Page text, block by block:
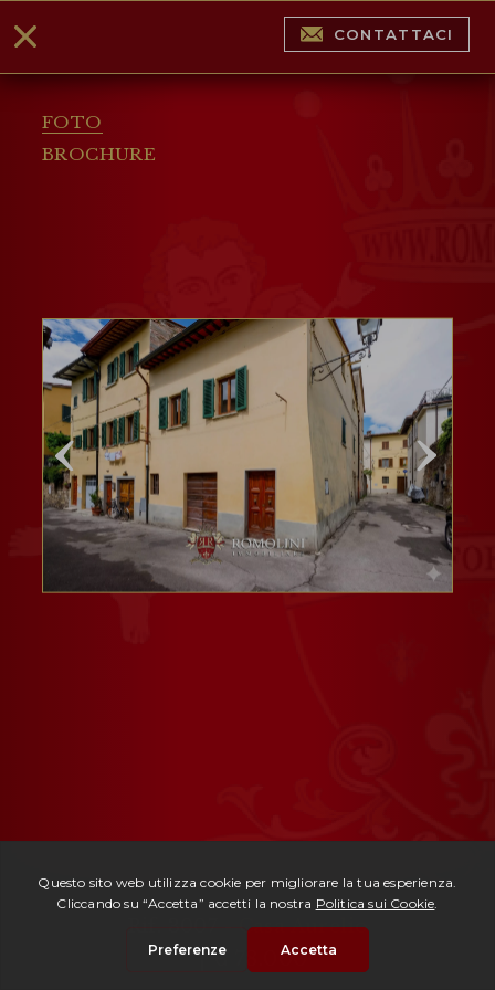
FOTO
BROCHURE
CONTATTACI
Casa Aurelio
| € 78.000